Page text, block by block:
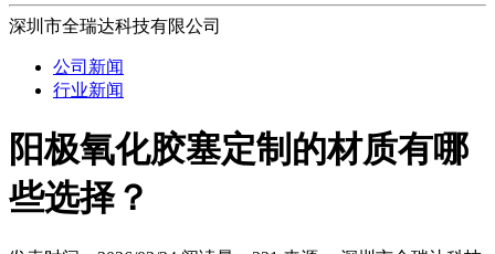
深圳市全瑞达科技有限公司
公司新闻
行业新闻
阳极氧化胶塞定制的材质有哪
些选择？